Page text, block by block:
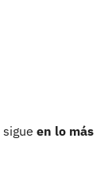
en lo más